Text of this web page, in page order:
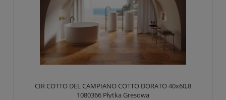
CIR COTTO DEL CAMPIANO COTTO DORATO 40x60,8
1080366 Płytka Gresowa